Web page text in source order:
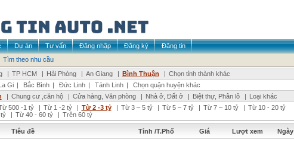
Dự án Tư vấn Đăng nhập Đăng ký
Đăng tin
Tìm theo nhu cầu
| TP HCM | Hải Phòng | An Giang | Bình Thuận | Chọn tỉnh thành khác
Gi | Bắc Bình | Đức Linh | Tánh Linh |
Chọn quận huyện khác
| Chung cư ,căn hộ | Cửa hàng, Văn phòng | Nhà ở, Đất ở | Biệt thự, Phân lô | Loại khác
500 -1 tỷ | Từ 1 -2 tỷ | Từ 2 -3 tỷ | Từ 3 – 5 tỷ | Từ 5 – 7 tỷ | Từ 7 – 10 tỷ | Từ 10 - 20 tỷ
| Từ 40 - 60 tỷ | Trên 60 tỷ
Tiêu đề Tỉnh /T.Phố Giá Lượt xem Ngày